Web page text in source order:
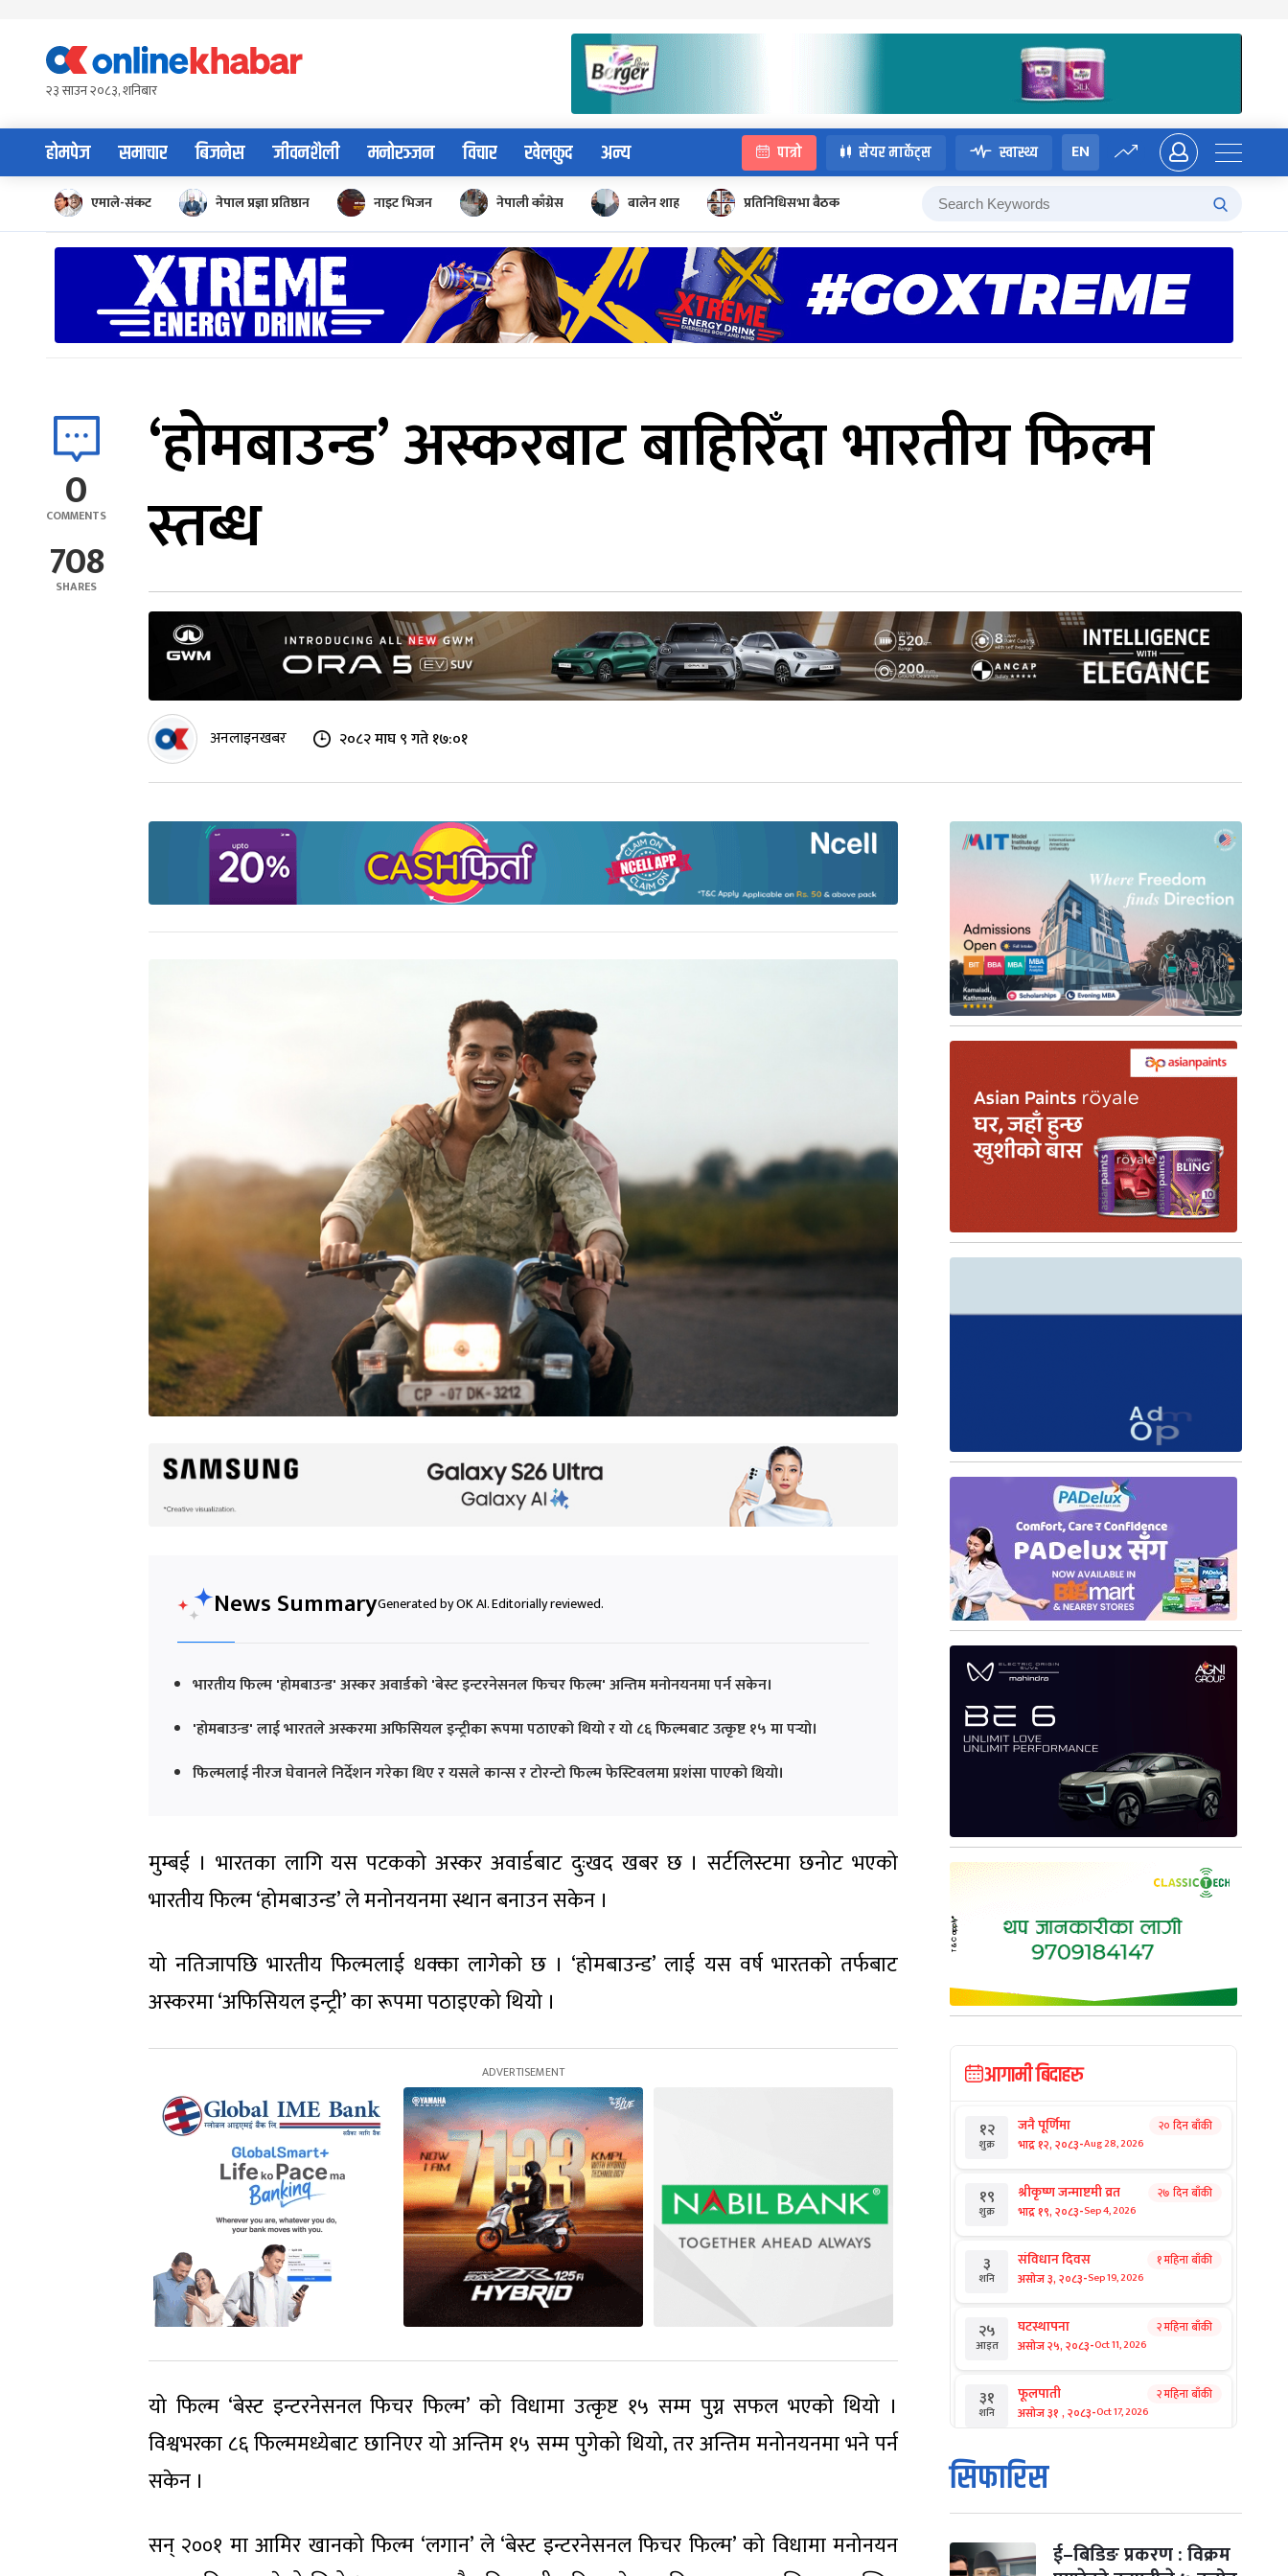
content२३ साउन २०८३, शनिबार
होमपेज समाचार बिजनेस जीवनशैली मनोरञ्जन विचार खेलकुद अन्य पात्रो सेयर मार्केट्स स्वास्थ्य EN
एमाले-संकट नेपाल प्रज्ञा प्रतिष्ठान नाइट भिजन नेपाली काँग्रेस बालेन शाह प्रतिनिधिसभा बैठक
0
COMMENTS
708
SHARES
‘होमबाउन्ड’ अस्करबाट बाहिरिँदा भारतीय फिल्म
स्तब्ध
अनलाइनखबर २०८२ माघ ९ गते १७:०१
News SummaryGenerated by OK AI. Editorially reviewed.
भारतीय फिल्म 'होमबाउन्ड' अस्कर अवार्डको 'बेस्ट इन्टरनेसनल फिचर फिल्म' अन्तिम मनोनयनमा पर्न सकेन।
'होमबाउन्ड' लाई भारतले अस्करमा अफिसियल इन्ट्रीका रूपमा पठाएको थियो र यो ८६ फिल्मबाट उत्कृष्ट १५ मा पर्‍यो।
फिल्मलाई नीरज घेवानले निर्देशन गरेका थिए र यसले कान्स र टोरन्टो फिल्म फेस्टिवलमा प्रशंसा पाएको थियो।
मुम्बई । भारतका लागि यस पटकको अस्कर अवार्डबाट दुःखद खबर छ । सर्टलिस्टमा छनोट भएको
भारतीय फिल्म ‘होमबाउन्ड’ ले मनोनयनमा स्थान बनाउन सकेन ।
यो नतिजापछि भारतीय फिल्मलाई धक्का लागेको छ । ‘होमबाउन्ड’ लाई यस वर्ष भारतको तर्फबाट
अस्करमा ‘अफिसियल इन्ट्री’ का रूपमा पठाइएको थियो ।
यो फिल्म ‘बेस्ट इन्टरनेसनल फिचर फिल्म’ को विधामा उत्कृष्ट १५ सम्म पुग्न सफल भएको थियो ।
विश्वभरका ८६ फिल्ममध्येबाट छानिएर यो अन्तिम १५ सम्म पुगेको थियो, तर अन्तिम मनोनयनमा भने पर्न
सकेन ।
सन् २००१ मा आमिर खानको फिल्म ‘लगान’ ले ‘बेस्ट इन्टरनेसनल फिचर फिल्म’ को विधामा मनोनयन
आगामी बिदाहरु
१२
शुक्र
जनै पूर्णिमा
भाद्र १२, २०८३-Aug 28, 2026
२० दिन बाँकी
१९
शुक्र
श्रीकृष्ण जन्माष्टमी व्रत
भाद्र १९, २०८३-Sep 4, 2026
२७ दिन बाँकी
३
शनि
संविधान दिवस
असोज ३, २०८३-Sep 19, 2026
१ महिना बाँकी
२५
आइत
घटस्थापना
असोज २५, २०८३-Oct 11, 2026
२ महिना बाँकी
३१
शनि
फूलपाती
असोज ३१ , २०८३-Oct 17, 2026
२ महिना बाँकी
१
आइत
कार्तिक सङ्क्रान्ति
कार्तिक १, २०८३
मंगल कार्तिक ३, २०८३-Oct 20, 2026
सिफारिस
ई–बिडिङ प्रकरण : विक्रम